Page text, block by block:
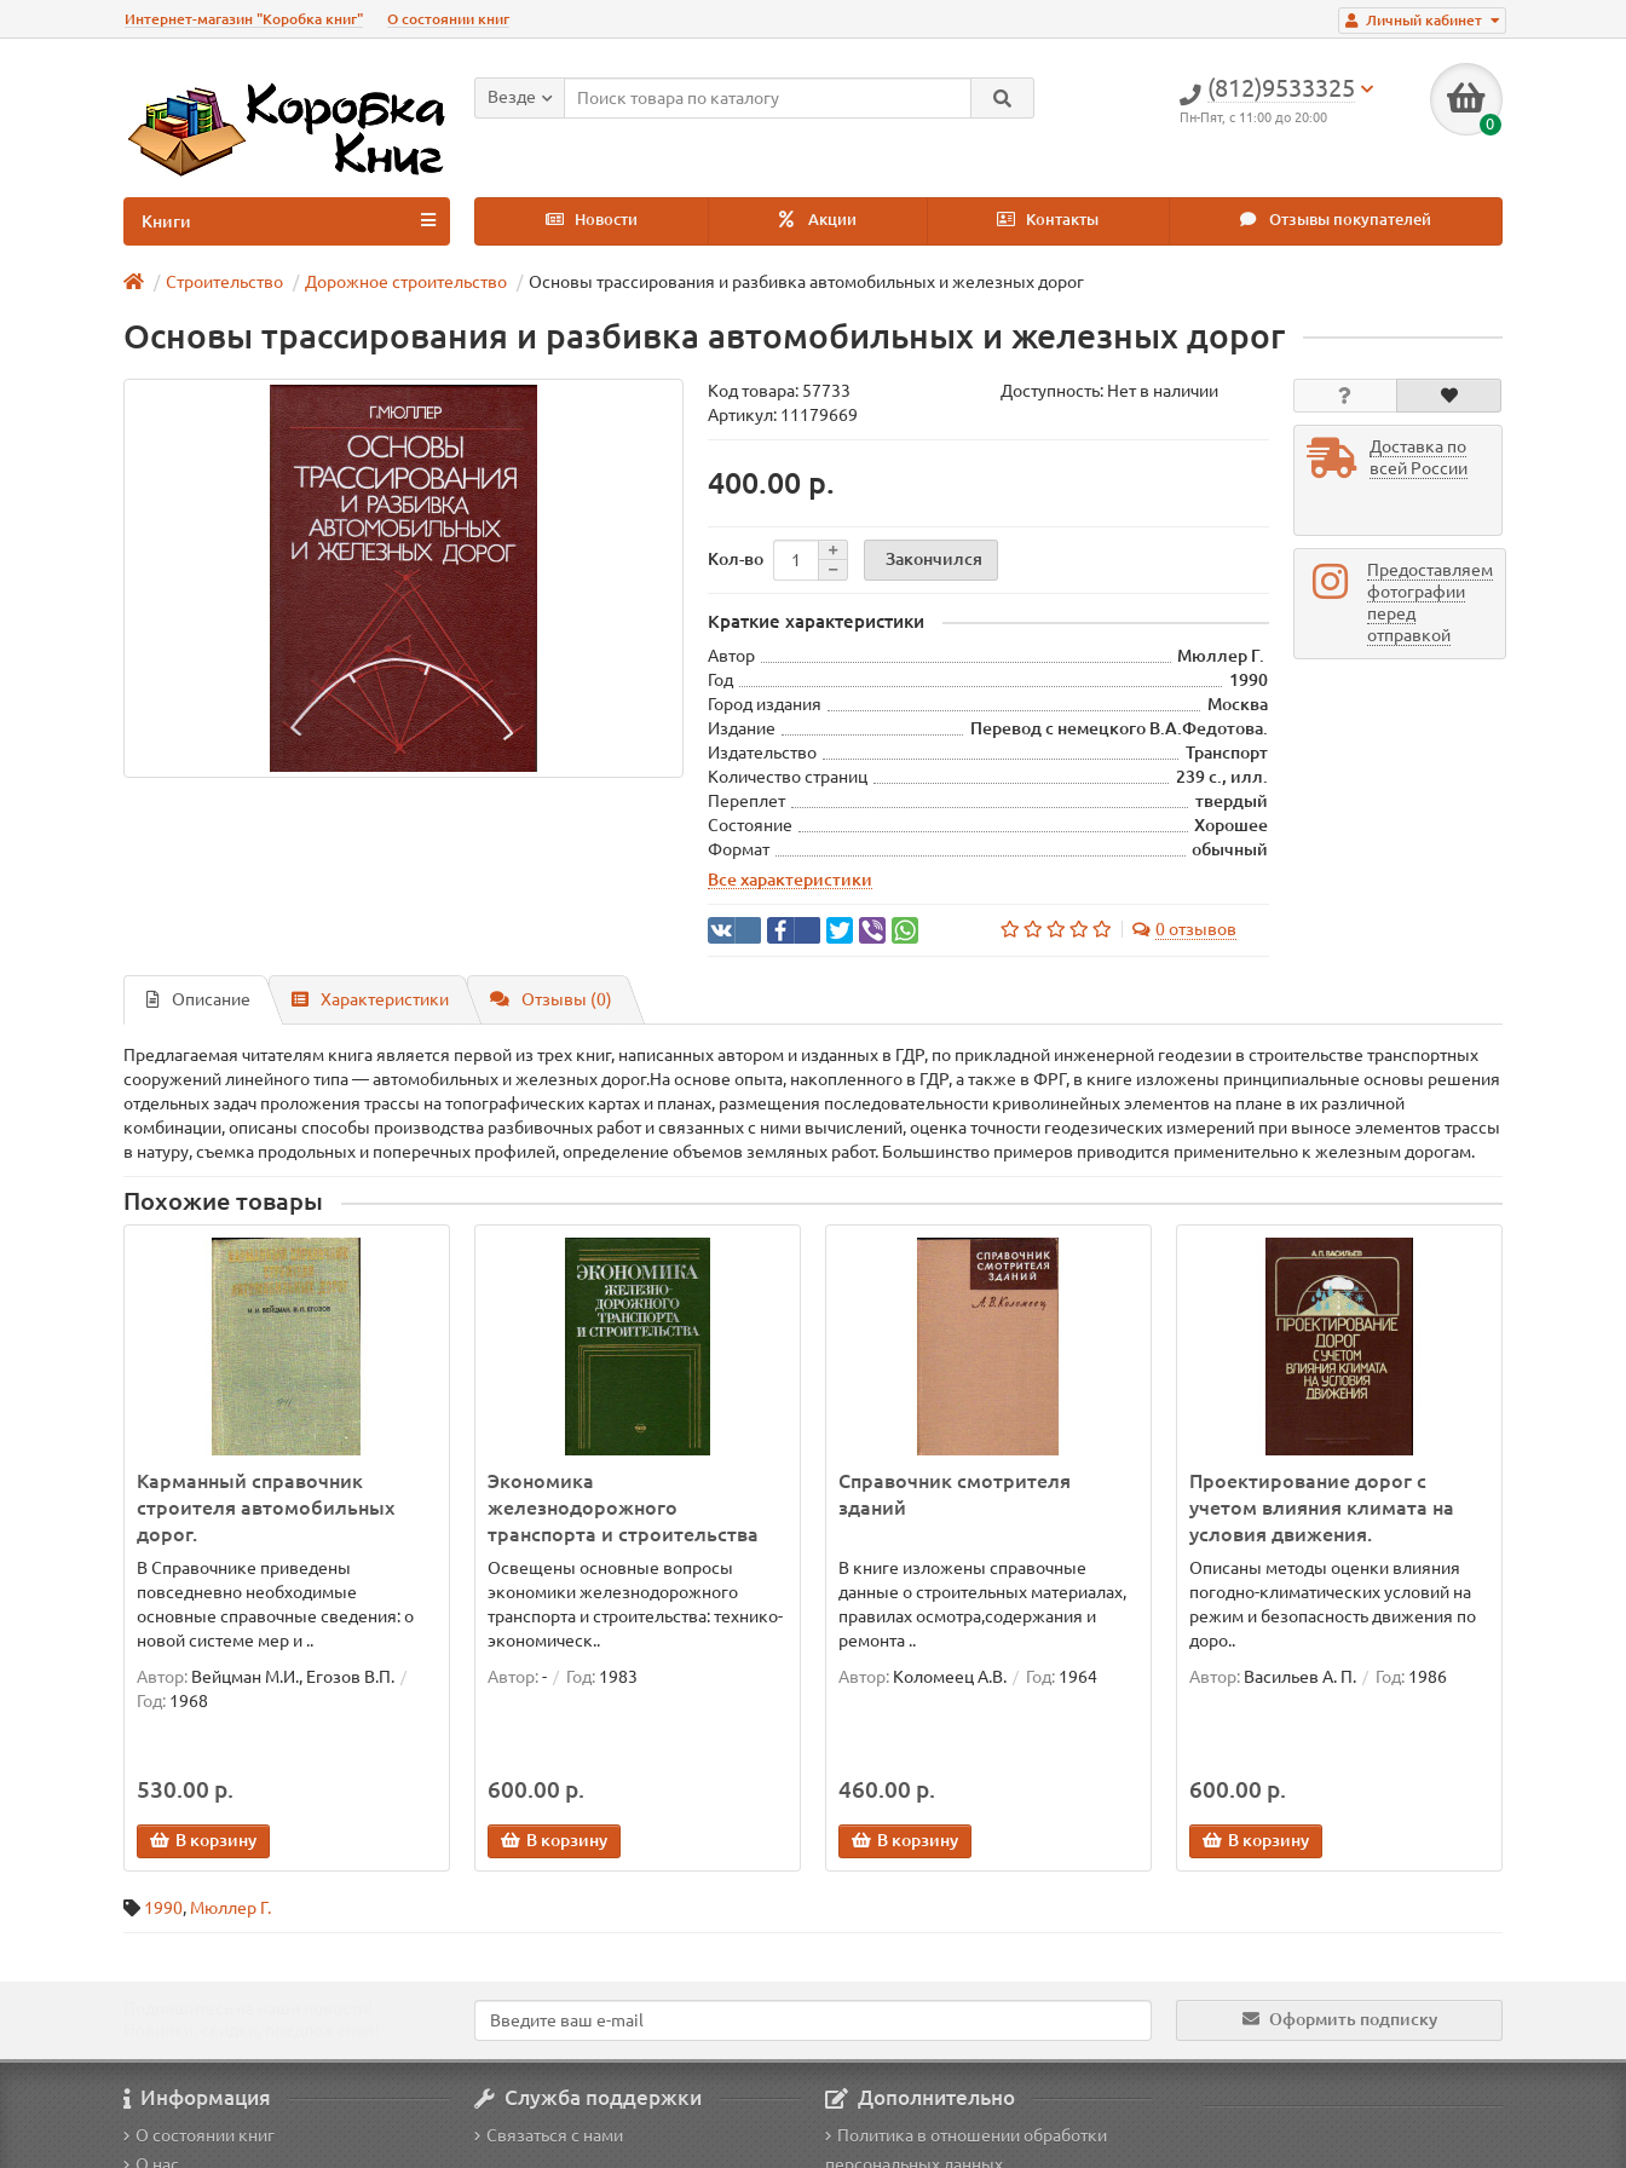
Личный кабинет
Интернет-магазин "Коробка книг" О состоянии книг
(812)9533325
Пн-Пят, с 11:00 до 20:00 0
Везде
Новости Акции Контакты Отзывы покупателей
Книги
Строительство Дорожное строительство Основы трассирования и разбивка автомобильных и железных дорог
Основы трассирования и разбивка автомобильных и железных дорог
Код товара: 57733
Доступность: Нет в наличии
Артикул: 11179669
400.00 р.
Кол-во Закончился
Краткие характеристики
Автор
Мюллер Г.
Год
1990
Город издания
Москва
Издание
Перевод с немецкого В.А.Федотова.
Издательство
Транспорт
Количество страниц
239 с., илл.
Переплет
твердый
Состояние
Хорошее
Формат
обычный
Все характеристики
0 отзывов
Доставка по
всей России
Предоставляем
фотографии
перед
отправкой
Описание Характеристики Отзывы (0)
Предлагаемая читателям книга является первой из трех книг, написанных автором и изданных в ГДР, по прикладной инженерной геодезии в строительстве транспортных
сооружений линейного типа — автомобильных и железных дорог.На основе опыта, накопленного в ГДР, а также в ФРГ, в книге изложены принципиальные основы решения
отдельных задач проложения трассы на топографических картах и планах, размещения последовательности криволинейных элементов на плане в их различной
комбинации, описаны способы производства разбивочных работ и связанных с ними вычислений, оценка точности геодезических измерений при выносе элементов трассы
в натуру, съемка продольных и поперечных профилей, определение объемов земляных работ. Большинство примеров приводится применительно к железным дорогам.
Похожие товары
Карманный справочник
строителя автомобильных
дорог.
В Справочнике приведены
повседневно необходимые
основные справочные сведения: о
новой системе мер и ..
Автор: Вейцман М.И., Егозов В.П.
Год: 1968
530.00 р.
В корзину
Экономика
железнодорожного
транспорта и строительства
Освещены основные вопросы
экономики железнодорожного
транспорта и строительства: технико-
экономическ..
Автор:- Год: 1983
600.00 р.
В корзину
Справочник смотрителя
зданий
В книге изложены справочные
данные о строительных материалах,
правилах осмотра,содержания и
ремонта ..
Автор: Коломеец А.В. Год: 1964
460.00 р.
В корзину
Проектирование дорог с
учетом влияния климата на
условия движения.
Описаны методы оценки влияния
погодно-климатических условий на
режим и безопасность движения по
доро..
Автор: Васильев А. П. Год: 1986
600.00 р.
В корзину
1990, Мюллер Г.
Оформить подписку
Информация
О состоянии книг
Служба поддержки
Связаться с нами
Дополнительно
Политика в отношении обработки